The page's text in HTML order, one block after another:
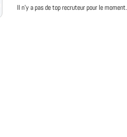
Il n'y a pas de top recruteur pour le moment.